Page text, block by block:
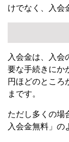
けでなく、入会
入会金は、入会
要な手続きにか
円ほどのところ
まです。
ただし多くの場
入会金無料」の